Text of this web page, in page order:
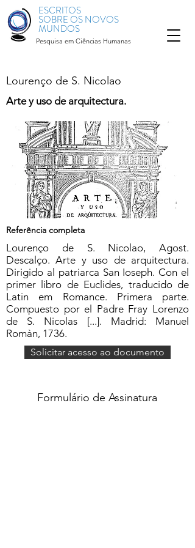
ESCRITOS
SOBRE OS NOVOS
MUNDOS
Pesquisa em Ciências Humanas
Lourenço de S. Nicolao
Arte y uso de arquitectura.
Referência completa
Lourenço de S. Nicolao, Agost.
Descalço. Arte y uso de arquitectura.
Dirigido al patriarca San Ioseph. Con el
primer libro de Euclides, traducido de
Latin em Romance. Primera parte.
Compuesto por el Padre Fray Lorenzo
de S. Nicolas [...]. Madrid: Manuel
Romàn, 1736.
Solicitar acesso ao documento
Formulário de Assinatura